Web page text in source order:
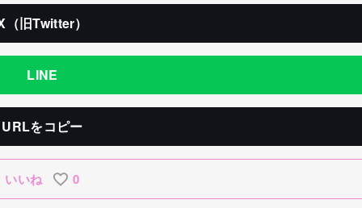
（旧Twitter）
LINE
URLをコピー
いいね 0